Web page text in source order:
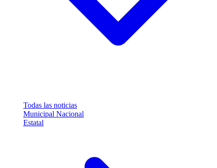
Todas las noticias
Municipal Nacional
Estatal